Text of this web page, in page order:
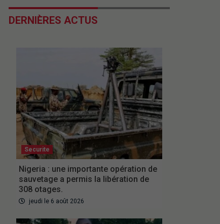
DERNIÈRES ACTUS
Securite
Nigeria : une importante opération de
sauvetage a permis la libération de
308 otages.
jeudi le 6 août 2026